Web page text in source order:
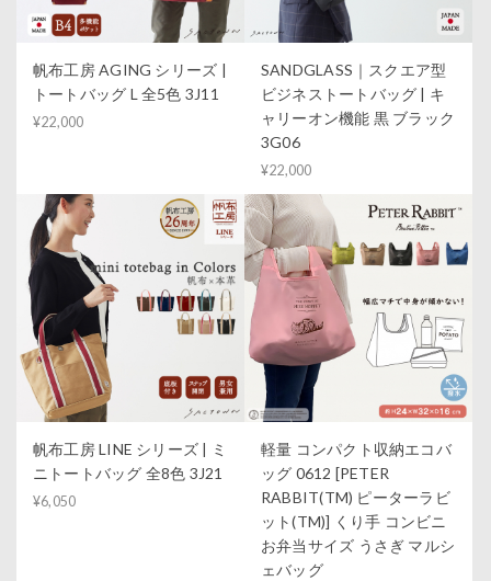
帆布工房 AGING シリーズ |
トートバッグ L 全5色 3J11
¥22,000
SANDGLASS｜スクエア型
ビジネストートバッグ | キ
ャリーオン機能 黒 ブラック
3G06
¥22,000
帆布工房 LINE シリーズ | ミ
ニトートバッグ 全8色 3J21
¥6,050
軽量 コンパクト収納エコバ
ッグ 0612 [PETER
RABBIT(TM) ピーターラビ
ット(TM)] くり手 コンビニ
お弁当サイズ うさぎ マルシ
ェバッグ